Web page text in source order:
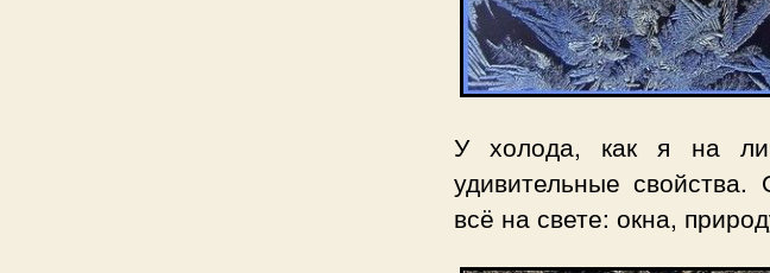
У холода, как я на
удивительные
всё на свете: окна,